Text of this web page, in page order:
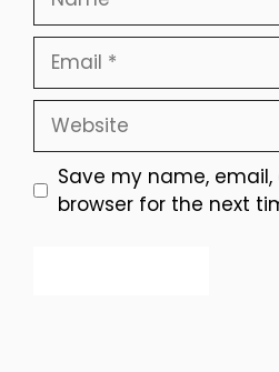
Email
Website
Save my name,
browser for the next